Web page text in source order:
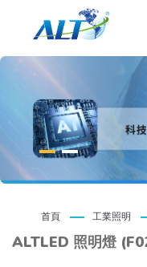
首頁 工業照明
ALTLED 照明燈